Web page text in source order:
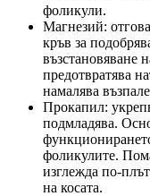
фоликули.
Магнезий:
кръв за
възстановяване
предотвратява
намалява
Прокапил:
подмладява.
фоликулите.
изглежда по-
на косата.